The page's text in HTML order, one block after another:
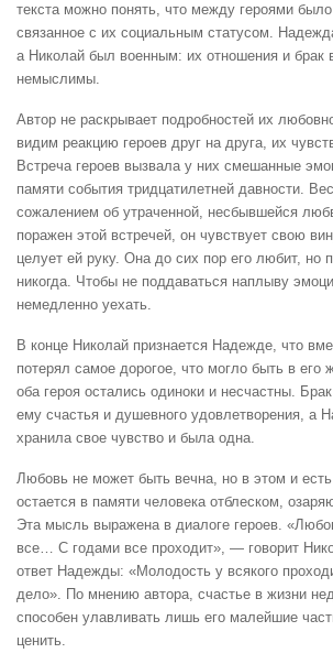
текста можно понять, что между героями было
связанное с их социальным статусом.
а Николай был военным: их отношения и брак
немыслимы.
Автор не раскрывает подробностей их
видим реакцию героев друг на друга, их
Встреча героев вызвала у них смешанные
памяти события тридцатилетней давности.
сожалением об утраченной, несбывшейся
поражен этой встречей, он чувствует свою
целует ей руку. Она до сих пор его любит, но
никогда. Чтобы не поддаваться наплыву
немедленно уехать.
В конце Николай признается Надежде, что
потерял самое дорогое, что могло быть в его
оба героя остались одиноки и несчастны.
ему счастья и душевного удовлетворения, а
хранила свое чувство и была одна.
Любовь не может быть вечна, но в этом и
остается в памяти человека отблеском,
Эта мысль выражена в диалоге героев.
все… С годами все проходит», — говорит
ответ Надежды: «Молодость у всякого
дело». По мнению автора, счастье в жизни
способен улавливать лишь его малейшие
ценить.